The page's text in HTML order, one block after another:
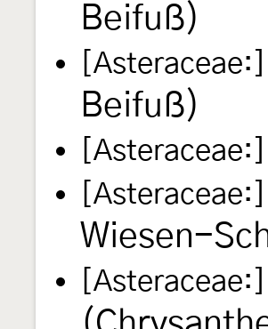
Beifuß)
[Asteraceae:]
Beifuß)
[Asteraceae:]
[Asteraceae:]
Wiesen-
[Asteraceae:]